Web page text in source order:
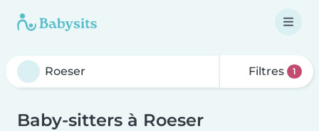
Filtres 1
Baby-sitters à Roeser